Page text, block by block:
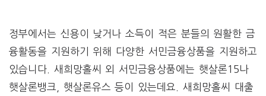
정부에서는 신용이 낮거나 소득이 적은 분들의 원활한 금
융활동을 지원하기 위해 다양한 서민금융상품을 지원하고
있습니다. 새희망홀씨 외 서민금융상품에는 햇살론15나
햇살론뱅크, 햇살론유스 등이 있는데요. 새희망홀씨 대출